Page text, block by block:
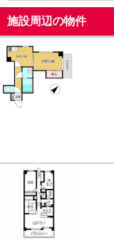
施設周辺の物件